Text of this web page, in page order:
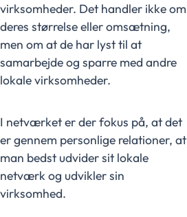
virksomheder. Det handler ikke om
deres størrelse eller omsætning,
men om at de har lyst til at
samarbejde og sparre med andre
lokale virksomheder.
I netværket er der fokus på, at det
er gennem personlige relationer, at
man bedst udvider sit lokale
netværk og udvikler sin
virksomhed.